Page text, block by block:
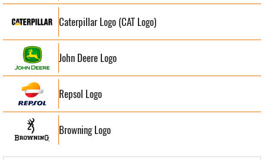
Caterpillar Logo (CAT Logo)
John Deere Logo
Repsol Logo
Browning Logo